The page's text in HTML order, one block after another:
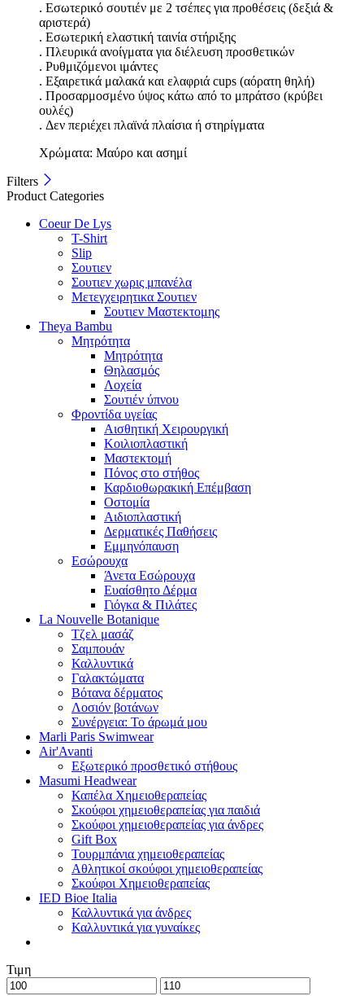
. Εσωτερικό σουτιέν με 2 τσέπες για προθέσεις (δεξιά &
αριστερά)
. Εσωτερική ελαστική ταινία στήριξης
. Πλευρικά ανοίγματα για διέλευση προσθετικών
. Ρυθμιζόμενοι ιμάντες
. Εξαιρετικά μαλακά και ελαφριά cups (αόρατη θηλή)
. Προσαρμοσμένο ύψος κάτω από το μπράτσο (κρύβει
ουλές)
. Δεν περιέχει πλαϊνά πλαίσια ή στηρίγματα
Χρώματα: Μαύρο και ασημί
Filters
Product Categories
Coeur De Lys
T-Shirt
Slip
Σουτιεν
Σουτιεν χωρις μπανέλα
Μετεγχειρητικα Σουτιεν
Σουτιεν Μαστεκτομης
Theya Bambu
Μητρότητα
Μητρότητα
Θηλασμός
Λοχεία
Σουτιέν ύπνου
Φροντίδα υγείας
Αισθητική Χειρουργική
Κοιλιοπλαστική
Μαστεκτομή
Πόνος στο στήθος
Καρδιοθωρακική Επέμβαση
Οστομία
Αιδιοπλαστική
Δερματικές Παθήσεις
Εμμηνόπαυση
Εσώρουχα
Άνετα Εσώρουχα
Ευαίσθητο Δέρμα
Γιόγκα & Πιλάτες
La Nouvelle Botanique
Τζελ μασάζ
Σαμπουάν
Καλλυντικά
Γαλακτώματα
Βότανα δέρματος
Λοσιόν βοτάνων
Συνέργεια: Το άρωμά μου
Marli Paris Swimwear
Air'Avanti
Εξωτερικό προσθετικό στήθους
Masumi Headwear
Καπέλα Χημειοθεραπείας
Σκούφοι χημειοθεραπείας για παιδιά
Σκούφοι χημειοθεραπείας για άνδρες
Gift Box
Τουρμπάνια χημειοθεραπείας
Αθλητικοί σκούφοι χημειοθεραπείας
Σκούφοι Χημειοθεραπείας
IED Bioe Italia
Καλλυντικά για άνδρες
Καλλυντικά για γυναίκες
Τιμη